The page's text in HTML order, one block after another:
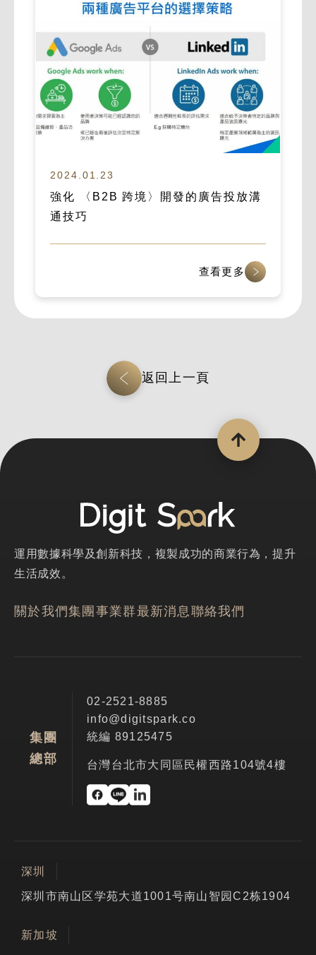
2024.01.23
強化 〈B2B 跨境〉開發的廣告投放溝
通技巧
查看更多
返回上一頁
運用數據科學及創新科技，複製成功的商業行為，提升
生活成效。
關於我們集團事業群最新消息 聯絡我們
集團
總部
02-2521-8885
info@digitspark.co
統編 89125475
台灣台北市大同區民權西路104號4樓
深圳
深圳市南山区学苑大道1001号南山智园C2栋1904
新加坡